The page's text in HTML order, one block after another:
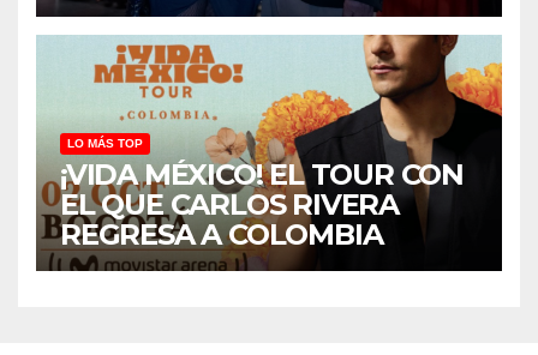
LO MÁS TOP
¡VIDA MÉXICO! EL TOUR CON
EL QUE CARLOS RIVERA
REGRESA A COLOMBIA